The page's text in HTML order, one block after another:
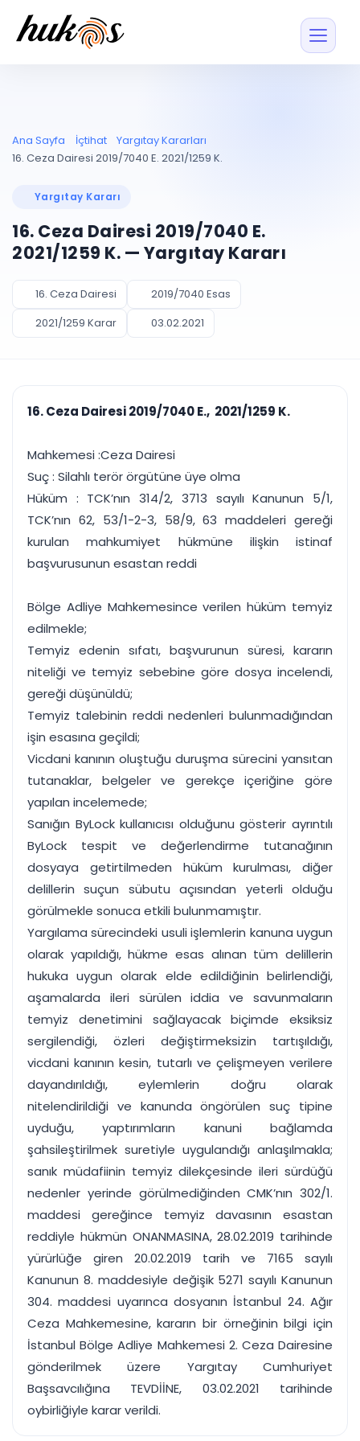
Entegrasyonu
UYAP ile otomatik
UYAP Evrak
Entegrasyonu
UETS Entegrasyonu
Tebligatları anında
Müvekkil ve taraf
Vekalet
PLANLAMA & TAKİP
Pano ve Takip
Duruşma ve görev
takvimi
Bildirim
takibi
Tek panelde uçtan uca yönetim
UYAP & UETS entegrasyonundan finansa, hepsi bir arada.
Tüm özellikleri inceleyin Ücretsiz Başlayın
Blog
Ücretsiz Başlayın Giriş Yap
Ana Sayfa İçtihat
Yargıtay Kararları
16. Ceza Dairesi 2019/7040 E. 2021/1259 K.
Yargıtay Kararı
16. Ceza Dairesi 2019/7040 E.
2021/1259 K. — Yargıtay Kararı
16. Ceza Dairesi
2019/7040 Esas
2021/1259 Karar
03.02.2021
16. Ceza Dairesi 2019/7040 E., 2021/1259 K.
Mahkemesi :Ceza Dairesi
Suç : Silahlı terör örgütüne üye olma
Hüküm : TCK’nın 314/2, 3713 sayılı Kanunun 5/1,
TCK’nın 62, 53/1-2-3, 58/9, 63 maddeleri gereği
kurulan mahkumiyet hükmüne ilişkin istinaf
başvurusunun esastan reddi
Bölge Adliye Mahkemesince verilen hüküm temyiz
edilmekle;
Temyiz edenin sıfatı, başvurunun süresi, kararın
niteliği ve temyiz sebebine göre dosya incelendi,
gereği düşünüldü;
Temyiz talebinin reddi nedenleri bulunmadığından
işin esasına geçildi;
Vicdani kanının oluştuğu duruşma sürecini yansıtan
tutanaklar, belgeler ve gerekçe içeriğine göre
yapılan incelemede;
Sanığın ByLock kullanıcısı olduğunu gösterir ayrıntılı
ByLock tespit ve değerlendirme tutanağının
dosyaya getirtilmeden hüküm kurulması, diğer
delillerin suçun sübutu açısından yeterli olduğu
görülmekle sonuca etkili bulunmamıştır.
Yargılama sürecindeki usuli işlemlerin kanuna uygun
olarak yapıldığı, hükme esas alınan tüm delillerin
hukuka uygun olarak elde edildiğinin belirlendiği,
aşamalarda ileri sürülen iddia ve savunmaların
temyiz denetimini sağlayacak biçimde eksiksiz
sergilendiği, özleri değiştirmeksizin tartışıldığı,
vicdani kanının kesin, tutarlı ve çelişmeyen verilere
dayandırıldığı, eylemlerin doğru olarak
nitelendirildiği ve kanunda öngörülen suç tipine
uyduğu, yaptırımların kanuni bağlamda
şahsileştirilmek suretiyle uygulandığı anlaşılmakla;
sanık müdafiinin temyiz dilekçesinde ileri sürdüğü
nedenler yerinde görülmediğinden CMK’nın 302/1.
maddesi gereğince temyiz davasının esastan
reddiyle hükmün ONANMASINA, 28.02.2019 tarihinde
yürürlüğe giren 20.02.2019 tarih ve 7165 sayılı
Kanunun 8. maddesiyle değişik 5271 sayılı Kanunun
304. maddesi uyarınca dosyanın İstanbul 24. Ağır
Ceza Mahkemesine, kararın bir örneğinin bilgi için
İstanbul Bölge Adliye Mahkemesi 2. Ceza Dairesine
gönderilmek üzere Yargıtay Cumhuriyet
Başsavcılığına TEVDİİNE, 03.02.2021 tarihinde
oybirliğiyle karar verildi.